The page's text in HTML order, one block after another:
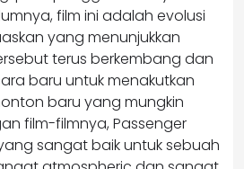
film ini adalah evolusi
yang menunjukkan
terus berkembang dan
baru untuk menakutkan
baru yang mungkin
film-filmnya, Passenger
sangat baik untuk sebuah